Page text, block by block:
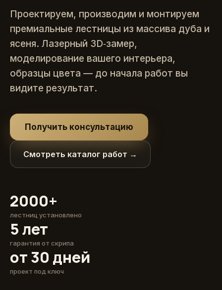
Проектируем, производим и монтируем
премиальные лестницы из массива дуба и
ясеня. Лазерный 3D‑замер,
моделирование вашего интерьера,
образцы цвета — до начала работ вы
видите результат.
Получить консультацию
Смотреть каталог работ →
2000+
лестниц установлено
5 лет
гарантия от скрипа
от 30 дней
проект под ключ